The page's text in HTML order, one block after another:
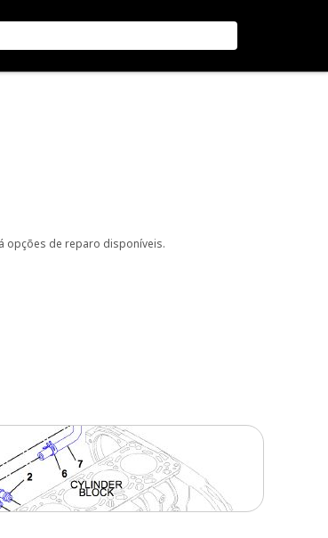
opções de reparo disponíveis.